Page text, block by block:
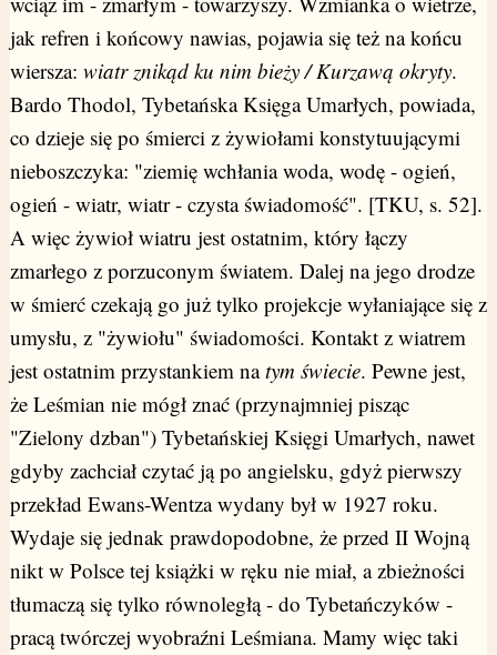
jak refren i końcowy nawias, pojawia się też na końcu
wiersza: wiatr znikąd ku nim bieży / Kurzawą okryty.
Bardo Thodol, Tybetańska Księga Umarłych, powiada,
co dzieje się po śmierci z żywiołami konstytuującymi
nieboszczyka: "ziemię wchłania woda, wodę - ogień,
ogień - wiatr, wiatr - czysta świadomość". [TKU, s. 52].
A więc żywioł wiatru jest ostatnim, który łączy
zmarłego z porzuconym światem. Dalej na jego drodze
w śmierć czekają go już tylko projekcje wyłaniające się z
umysłu, z "żywiołu" świadomości. Kontakt z wiatrem
jest ostatnim przystankiem natym świecie. Pewne jest,
że Leśmian nie mógł znać (przynajmniej pisząc
"Zielony dzban") Tybetańskiej Księgi Umarłych, nawet
gdyby zachciał czytać ją po angielsku, gdyż pierwszy
przekład Ewans-Wentza wydany był w 1927 roku.
Wydaje się jednak prawdopodobne, że przed II Wojną
nikt w Polsce tej książki w ręku nie miał, a zbieżności
tłumaczą się tylko równoległą - do Tybetańczyków -
pracą twórczej wyobraźni Leśmiana. Mamy więc taki